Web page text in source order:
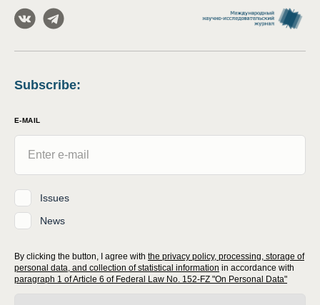
Subscribe:
E-MAIL
Issues
News
By clicking the button, I agree with the privacy policy, processing, storage of
personal data, and collection of statistical information in accordance with
paragraph 1 of Article 6 of Federal Law No. 152-FZ "On Personal Data"